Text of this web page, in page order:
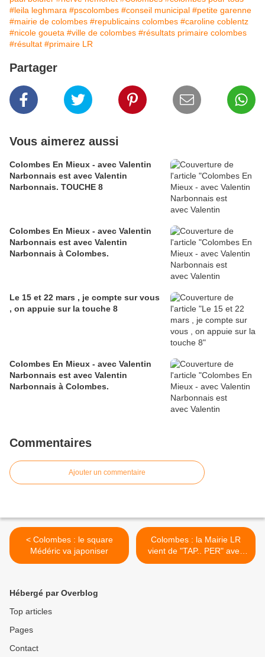
#leila leghmara #pscolombes #conseil municipal #petite garenne
#mairie de colombes #republicains colombes #caroline coblentz
#nicole goueta #ville de colombes #résultats primaire colombes
#résultat #primaire LR
Partager
Vous aimerez aussi
Colombes En Mieux - avec Valentin
Narbonnais est avec Valentin
Narbonnais. TOUCHE 8
Colombes En Mieux - avec Valentin
Narbonnais est avec Valentin
Narbonnais à Colombes.
Le 15 et 22 mars , je compte sur vous
, on appuie sur la touche 8
Colombes En Mieux - avec Valentin
Narbonnais est avec Valentin
Narbonnais à Colombes.
Commentaires
Ajouter un commentaire
< Colombes : le square
Médéric va japoniser
Colombes : la Mairie LR
vient de "TAP.. PER" avec
sa facturation des TAP dans
Hébergé par Overblog
Top articles
Pages
Contact